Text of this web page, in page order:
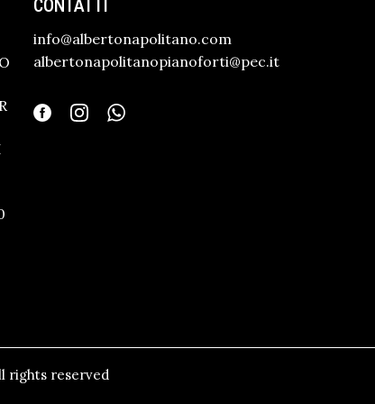
CONTATTI
info@albertonapolitano.com
albertonapolitanopianoforti@pec.it
rights reserved